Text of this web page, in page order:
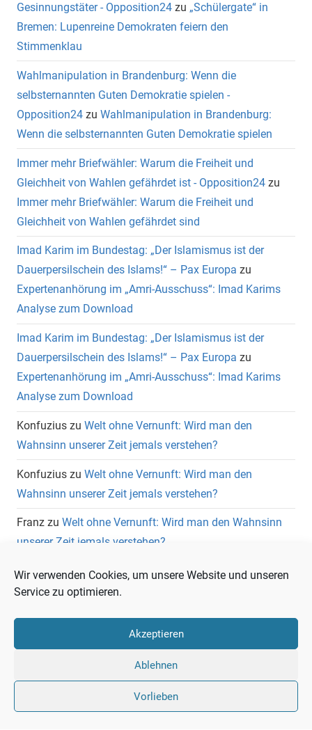
Wir verwenden Cookies, um unsere Website und unseren
Service zu optimieren.
Akzeptieren
Ablehnen
Vorlieben
Gesinnungstäter - Opposition24 zu „Schülergate“ in
Bremen: Lupenreine Demokraten feiern den
Stimmenklau
Wahlmanipulation in Brandenburg: Wenn die
selbsternannten Guten Demokratie spielen -
Opposition24 zu Wahlmanipulation in Brandenburg:
Wenn die selbsternannten Guten Demokratie spielen
Immer mehr Briefwähler: Warum die Freiheit und
Gleichheit von Wahlen gefährdet ist - Opposition24 zu
Immer mehr Briefwähler: Warum die Freiheit und
Gleichheit von Wahlen gefährdet sind
Imad Karim im Bundestag: „Der Islamismus ist der
Dauerpersilschein des Islams!“ – Pax Europa zu
Expertenanhörung im „Amri-Ausschuss“: Imad Karims
Analyse zum Download
Imad Karim im Bundestag: „Der Islamismus ist der
Dauerpersilschein des Islams!“ – Pax Europa zu
Expertenanhörung im „Amri-Ausschuss“: Imad Karims
Analyse zum Download
Konfuzius zu Welt ohne Vernunft: Wird man den
Wahnsinn unserer Zeit jemals verstehen?
Konfuzius zu Welt ohne Vernunft: Wird man den
Wahnsinn unserer Zeit jemals verstehen?
Franz zu Welt ohne Vernunft: Wird man den Wahnsinn
unserer Zeit jemals verstehen?
Wolfgang HeuerzuWelt ohne Vernunft: Wird man den
Wahnsinn unserer Zeit jemals verstehen?
LiberaleTwitterLinkedInFacebook
RSS